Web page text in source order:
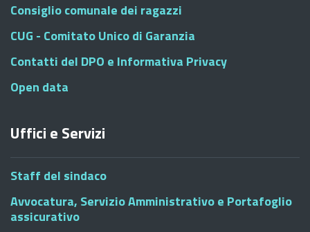
Consiglio comunale dei ragazzi
CUG - Comitato Unico di Garanzia
Contatti del DPO e Informativa Privacy
Open data
Uffici e Servizi
Staff del sindaco
Avvocatura, Servizio Amministrativo e Portafoglio
assicurativo